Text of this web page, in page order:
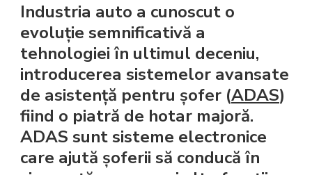
INDUSTRIA
AUTO:
DE
ASISTENȚA
INTELIGENTĂ
CONECTIVITATEA
AVANSATĂ
Industria auto a cunoscut o
evoluție semnificativă a
tehnologiei în ultimul deceniu,
introducerea sistemelor avansate
de asistență pentru șofer (ADAS)
fiind o piatră de hotar majoră.
ADAS sunt sisteme electronice
care ajută șoferii să conducă în